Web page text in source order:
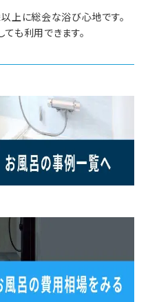
上に総会な浴び心地です。
も利用できます。